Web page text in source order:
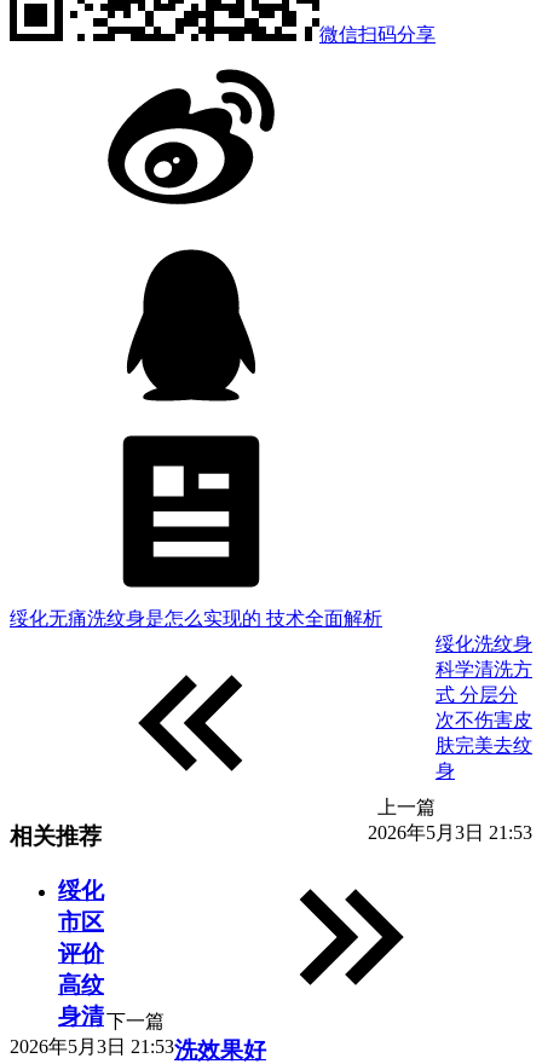
微信扫码分享
绥化无痛洗纹身是怎么实现的 技术全面解析
上一篇
2026年5月3日 21:53
绥化洗纹身
科学清洗方
式 分层分
次不伤害皮
肤完美去纹
身
下一篇
2026年5月3日 21:53
相关推荐
绥化
市区
评价
高纹
身清
洗效果好